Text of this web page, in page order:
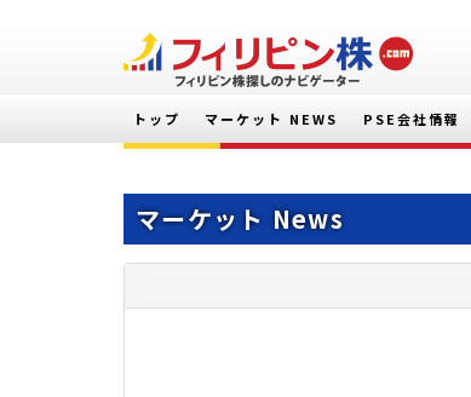
トップ マーケット NEWS PSE会社情報
マーケット News